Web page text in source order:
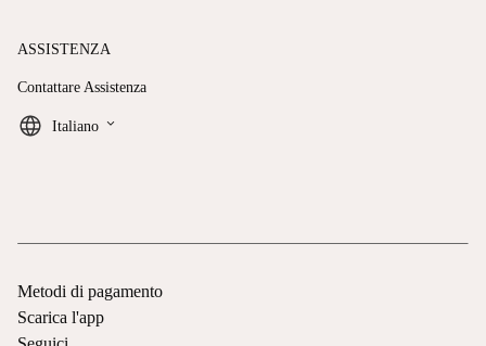
ASSISTENZA
Contattare Assistenza
Italiano keyboard_arrow_down
Metodi di pagamento
Scarica l'app